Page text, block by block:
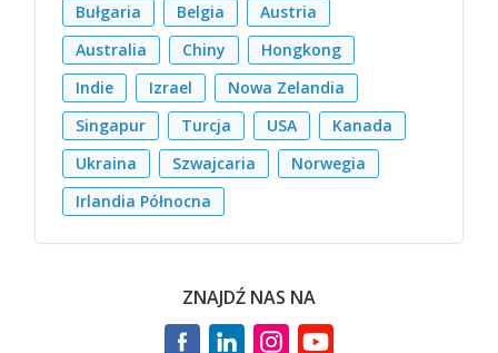
ZNAJDŹ NAS NA
Bułgaria
Belgia
Austria
Australia
Chiny
Hongkong
Indie
Izrael
Nowa Zelandia
Singapur
Turcja USA
Kanada
Ukraina
Szwajcaria
Norwegia
Irlandia Północna